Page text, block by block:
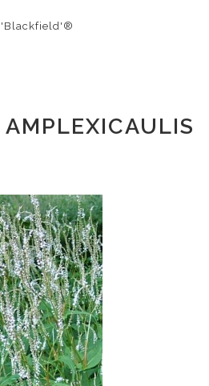
'Blackfield'®
AMPLEXICAULIS